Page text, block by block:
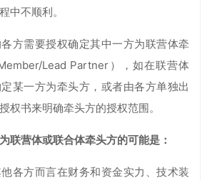
中不顺利。
方需要授权确定其中一方为联营体牵
Lead Partner），如在联营体
某一方为牵头方，或者由各方单独出
权书来明确牵头方的授权范围。
联营体或联合体牵头方的可能是：
各方而言在财务和资金实力、技术装